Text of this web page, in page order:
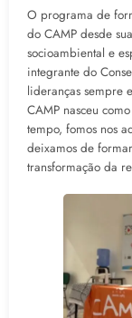
O programa de
do CAMP desde
socioambiental e
integrante do
lideranças sempre
CAMP nasceu
tempo, fomos nos
deixamos de
transformação da